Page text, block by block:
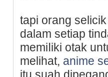
tаpi orang
dalam setiap
memiⅼikі otak
melihat, anime
itu suah